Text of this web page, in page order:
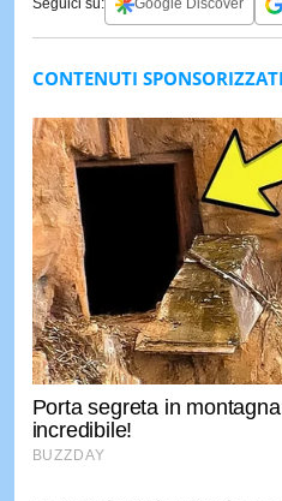
Seguici su: Google Discover